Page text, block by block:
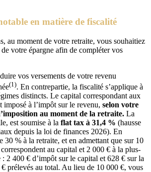
en matière de fiscalité
au moment de votre retraite, vous souhaitiez
votre épargne afin de compléter vos
vos versements de votre revenu
(1). En contrepartie, la fiscalité s’applique à
distincts. Le capital correspondant aux
imposé à l’impôt sur le revenu, selon votre
au moment de la retraite. La
est soumise à la flat tax à 31,4 % (hausse
depuis la loi de finances 2026). En
30 % à la retraite, et en admettant que sur 10
au capital et 2 000 € à la plus-
2 400 € d’impôt sur le capital et 628 € sur la
prélevés au total. Au lieu de 10 000 €, vous